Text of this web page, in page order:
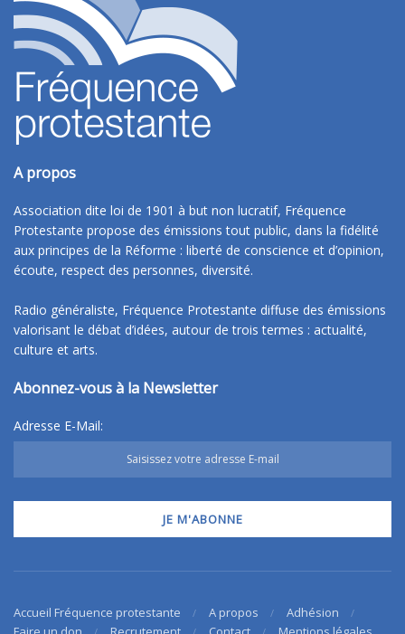
A propos
Association dite loi de 1901 à but non lucratif, Fréquence
Protestante propose des émissions tout public, dans la fidélité
aux principes de la Réforme : liberté de conscience et d’opinion,
écoute, respect des personnes, diversité.
Radio généraliste, Fréquence Protestante diffuse des émissions
valorisant le débat d’idées, autour de trois termes : actualité,
culture et arts.
Abonnez-vous à la Newsletter
Adresse E-Mail:
Accueil Fréquence protestante A propos
Adhésion